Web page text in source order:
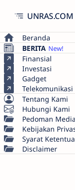
UNRAS.COM
Beranda
BERITA
Finansial
Investasi
Gadget
Telekomunikasi
Tentang Kami
Hubungi Kami
Pedoman Media
Kebijakan
Syarat
Disclaimer